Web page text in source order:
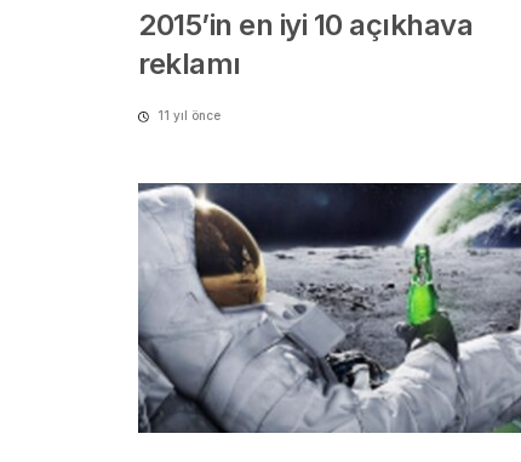
2015’in en iyi 10 açıkhava
reklamı
11 yıl önce